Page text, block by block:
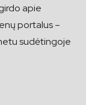
apie
portalus –
sudėtingoje